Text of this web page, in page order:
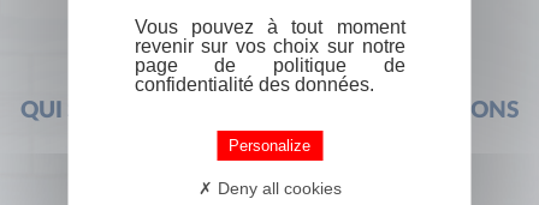
QUI SOMMES-NOUS ? FOIRE AUX QUESTIONS
Vous pouvez à tout moment
revenir sur vos choix sur notre
page de politique de
confidentialité des données.
Personalize
Deny all cookies